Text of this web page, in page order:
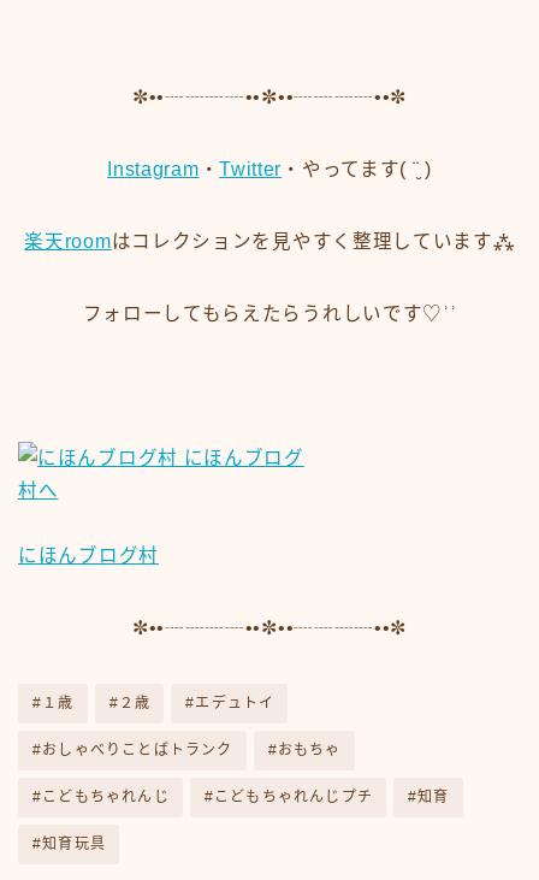
✼••┈┈┈┈••✼••┈┈┈┈••✼
Instagram ・Twitter ・やってます( ¨̮ )
楽天roomはコレクションを見やすく整理しています⁂
フォローしてもらえたらうれしいです♡ʾʾ
にほんブログ村
✼••┈┈┈┈••✼••┈┈┈┈••✼
#１歳 #２歳 #エデュトイ
#おしゃべりことばトランク #おもちゃ
#こどもちゃれんじ #こどもちゃれんじプチ #知育
#知育玩具